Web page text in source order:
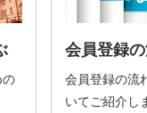
の
会員登録
会員登録の流
いてご紹介し